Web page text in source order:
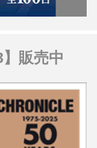
販売中